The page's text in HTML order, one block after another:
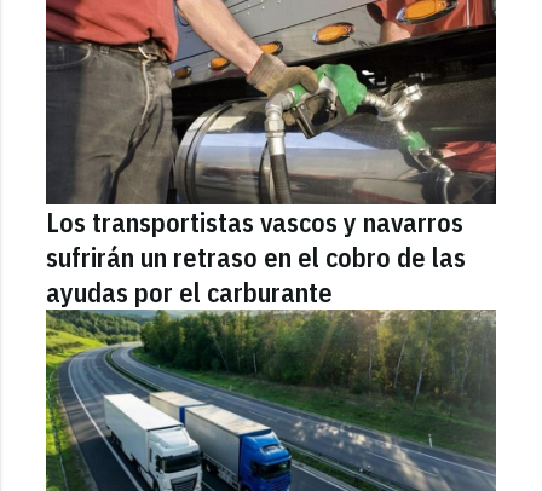
Los transportistas vascos y navarros
sufrirán un retraso en el cobro de las
ayudas por el carburante